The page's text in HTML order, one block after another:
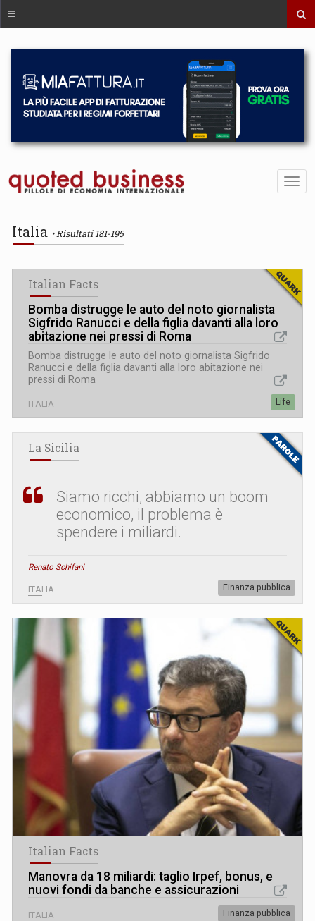
Italia Risultati 181-195
Italian Facts
Bomba distrugge le auto del noto giornalista
Sigfrido Ranucci e della figlia davanti alla loro
abitazione nei pressi di Roma
Bomba distrugge le auto del noto giornalista Sigfrido
Ranucci e della figlia davanti alla loro abitazione nei
pressi di Roma
ITALIA Life
La Sicilia
Siamo ricchi, abbiamo un boom
economico, il problema è
spendere i miliardi.
Renato Schifani
ITALIA Finanza pubblica
Italian Facts
Manovra da 18 miliardi: taglio Irpef, bonus, e
nuovi fondi da banche e assicurazioni
ITALIA Finanza pubblica